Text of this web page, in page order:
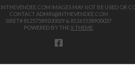
IMAGES MAY NOT BE USED OR
CONTACT ADMIN@INTHEVENDEE.COM
SIRET# 81257589200029 & 81265538900037
POWERED BY THEX THEME